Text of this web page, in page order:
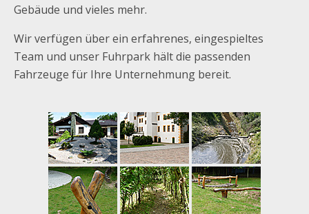
Gebäude und vieles mehr.
Wir verfügen über ein erfahrenes, eingespieltes
Team und unser Fuhrpark hält die passenden
Fahrzeuge für Ihre Unternehmung bereit.